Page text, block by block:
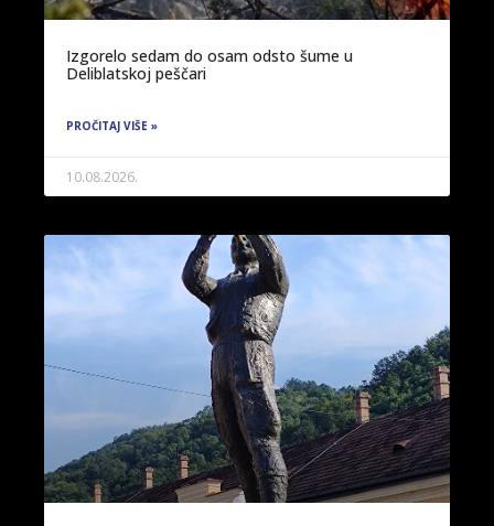
Izgorelo sedam do osam odsto šume u
Deliblatskoj peščari
PROČITAJ VIŠE »
10.08.2026.